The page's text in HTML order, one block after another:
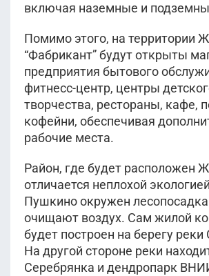
включая наземные и
Помимо этого, на территории
“Фабрикант” будут открыты
предприятия бытового
фитнесс-центр, центры
творчества, рестораны, кафе,
кофейни, обеспечивая
рабочие места.
Район, где будет расположен
отличается неплохой
Пушкино окружен
очищают воздух. Сам жилой
будет построен на берегу
На другой стороне реки
Серебрянка и дендропарк